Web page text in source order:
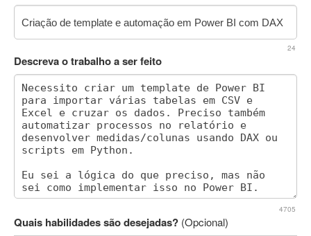
24
Descreva o trabalho a ser feito
4705
Quais habilidades são desejadas? (Opcional)